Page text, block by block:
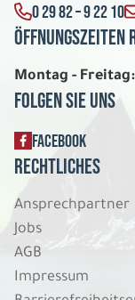
11 Tage
Irlands
Herren-/
0 29 82 – 9 22 10
Öffnungszeiten
Montag - Freitag:
Folgen Sie uns
FACEBOOK
Rechtliches
Ansprechpartner
Jobs
AGB
Impressum